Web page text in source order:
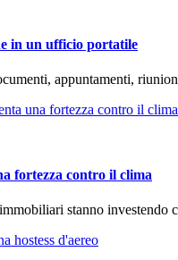
in un ufficio portatile
appuntamenti,
fortezza contro il clima
stanno